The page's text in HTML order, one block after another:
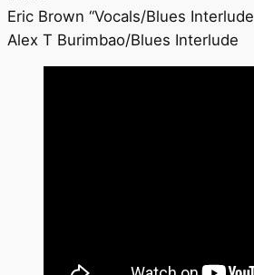
Eric Brown “Vocals/Blues Interlude
Alex T Burimbao/Blues Interlude